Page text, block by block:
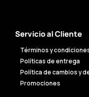
Servicio al Cliente
Términos y
Políticas de entrega
Política de cambios y
Promociones